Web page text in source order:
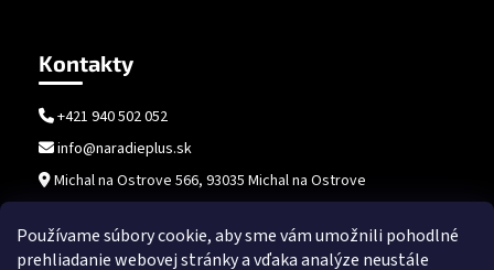
Používame súbory cookie, aby sme vám umožnili pohodlné
prehliadanie webovej stránky a vďaka analýze neustále
Kontakty
+421 940 502 052
info@naradieplus.sk
Michal na Ostrove 566, 93035 Michal na Ostrove